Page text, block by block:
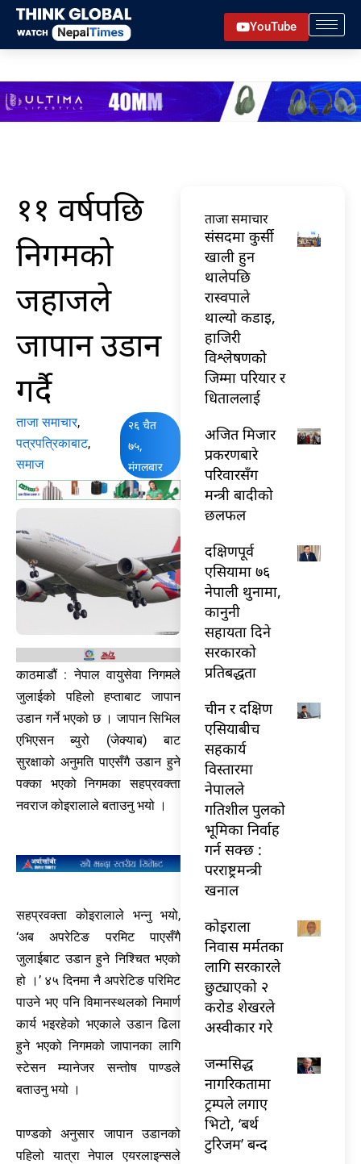
Skip
content
YouTube
११ वर्षपछि
निगमको
जहाजले
जापान उडान
गर्दै
ताजा समाचार,
पत्रपत्रिकाबाट,
समाज
२६ चैत
७५,
मंगलबार
काठमाडौं : नेपाल वायुसेवा निगमले
जुलाईको पहिलो हप्ताबाट जापान
उडान गर्ने भएको छ । जापान सिभिल
एभिएसन ब्युरो (जेक्याब) बाट
सुरक्षाको अनुमति पाएसँगै उडान हुने
पक्का भएको निगमका सहप्रवक्ता
नवराज कोइरालाले बताउनु भयो ।
सहप्रवक्ता कोइरालाले भन्नु भयो,
‘अब अपरेटिङ परमिट पाएसँगै
जुलाईबाट उडान हुने निश्चित भएको
हो ।’ ४५ दिनमा नै अपरेटिङ परिमिट
पाउने भए पनि विमानस्थलको निमार्ण
कार्य भइरहेको भएकाले उडान ढिला
हुने भएको निगमको जापानका लागि
स्टेसन म्यानेजर सन्तोष पाण्डले
बताउनु भयो ।
पाण्डको अनुसार जापान उडानको
पहिलो यात्रा नेपाल एयरलाइन्सले
ताजा समाचार
संसदमा कुर्सी
खाली हुन
थालेपछि
रास्वपाले
थाल्यो कडाइ,
हाजिरी
विश्लेषणको
जिम्मा परियार र
धिताललाई
अजित मिजार
प्रकरणबारे
परिवारसँग
मन्त्री बादीको
छलफल
दक्षिणपूर्व
एसियामा ७६
नेपाली थुनामा,
कानुनी
सहायता दिने
सरकारको
प्रतिबद्धता
चीन र दक्षिण
एसियाबीच
सहकार्य
विस्तारमा
नेपालले
गतिशील पुलको
भूमिका निर्वाह
गर्न सक्छ :
परराष्ट्रमन्त्री
खनाल
कोइराला
निवास मर्मतका
लागि सरकारले
छुट्याएको २
करोड शेखरले
अस्वीकार गरे
जन्मसिद्ध
नागरिकतामा
ट्रम्पले लगाए
भिटो, ‘बर्थ
टुरिजम’ बन्द